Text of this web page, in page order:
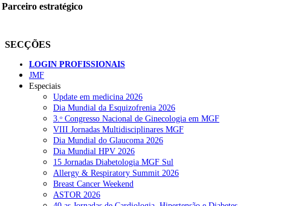
Parceiro estratégico
SECÇÕES
LOGIN PROFISSIONAIS
JMF
Especiais
Update em medicina 2026
Dia Mundial da Esquizofrenia 2026
3.ᵒ Congresso Nacional de Ginecologia em MGF
VIII Jornadas Multidisciplinares MGF
Dia Mundial do Glaucoma 2026
Dia Mundial HPV 2026
15 Jornadas Diabetologia MGF Sul
Allergy & Respiratory Summit 2026
Breast Cancer Weekend
ASTOR 2026